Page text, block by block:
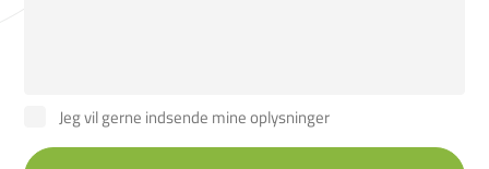
Jeg vil gerne indsende mine oplysninger